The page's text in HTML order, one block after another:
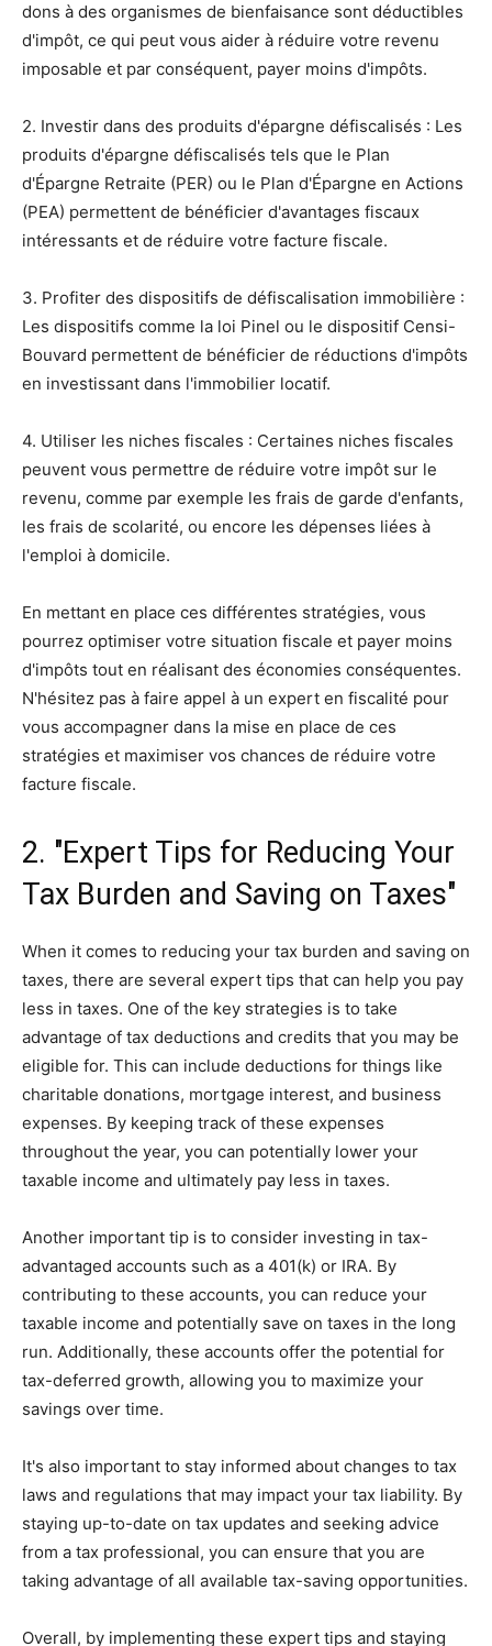
dons à des organismes de bienfaisance sont déductibles
d'impôt, ce qui peut vous aider à réduire votre revenu
imposable et par conséquent, payer moins d'impôts.
2. Investir dans des produits d'épargne défiscalisés : Les
produits d'épargne défiscalisés tels que le Plan
d'Épargne Retraite (PER) ou le Plan d'Épargne en Actions
(PEA) permettent de bénéficier d'avantages fiscaux
intéressants et de réduire votre facture fiscale.
3. Profiter des dispositifs de défiscalisation immobilière :
Les dispositifs comme la loi Pinel ou le dispositif Censi-
Bouvard permettent de bénéficier de réductions d'impôts
en investissant dans l'immobilier locatif.
4. Utiliser les niches fiscales : Certaines niches fiscales
peuvent vous permettre de réduire votre impôt sur le
revenu, comme par exemple les frais de garde d'enfants,
les frais de scolarité, ou encore les dépenses liées à
l'emploi à domicile.
En mettant en place ces différentes stratégies, vous
pourrez optimiser votre situation fiscale et payer moins
d'impôts tout en réalisant des économies conséquentes.
N'hésitez pas à faire appel à un expert en fiscalité pour
vous accompagner dans la mise en place de ces
stratégies et maximiser vos chances de réduire votre
facture fiscale.
2. "Expert Tips for Reducing Your
Tax Burden and Saving on Taxes"
When it comes to reducing your tax burden and saving on
taxes, there are several expert tips that can help you pay
less in taxes. One of the key strategies is to take
advantage of tax deductions and credits that you may be
eligible for. This can include deductions for things like
charitable donations, mortgage interest, and business
expenses. By keeping track of these expenses
throughout the year, you can potentially lower your
taxable income and ultimately pay less in taxes.
Another important tip is to consider investing in tax-
advantaged accounts such as a 401(k) or IRA. By
contributing to these accounts, you can reduce your
taxable income and potentially save on taxes in the long
run. Additionally, these accounts offer the potential for
tax-deferred growth, allowing you to maximize your
savings over time.
It's also important to stay informed about changes to tax
laws and regulations that may impact your tax liability. By
staying up-to-date on tax updates and seeking advice
from a tax professional, you can ensure that you are
taking advantage of all available tax-saving opportunities.
Overall, by implementing these expert tips and staying